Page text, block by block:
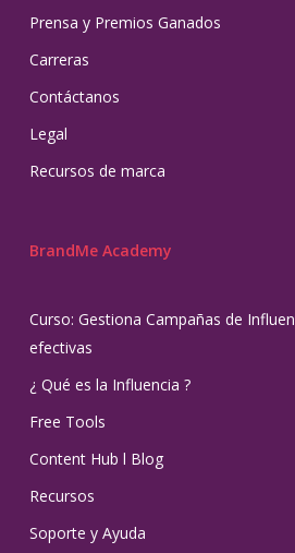
Prensa y Premios Ganados
Carreras
Contáctanos
Legal
Recursos de marca
BrandMe Academy
Curso: Gestiona Campañas de
efectivas
¿ Qué es la Influencia ?
Free Tools
Content Hub l Blog
Recursos
Soporte y Ayuda